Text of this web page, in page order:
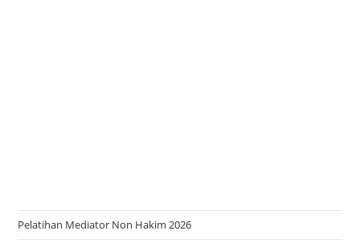
Pelatihan Mediator Non Hakim 2026